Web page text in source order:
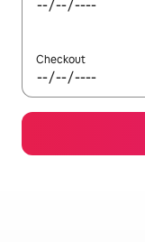
Checkout